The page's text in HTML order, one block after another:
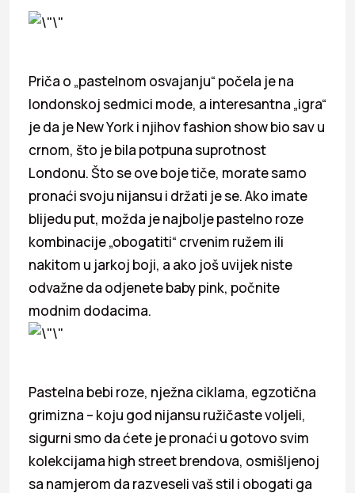
Priča o „pastelnom osvajanju“ počela je na
londonskoj sedmici mode, a interesantna „igra“
je da je New York i njihov fashion show bio sav u
crnom, što je bila potpuna suprotnost
Londonu. Što se ove boje tiče, morate samo
pronaći svoju nijansu i držati je se. Ako imate
blijedu put, možda je najbolje pastelno roze
kombinacije „obogatiti“ crvenim ružem ili
nakitom u jarkoj boji, a ako još uvijek niste
odvažne da odjenete baby pink, počnite
modnim dodacima.
Pastelna bebi roze, nježna ciklama, egzotična
grimizna – koju god nijansu ružičaste voljeli,
sigurni smo da ćete je pronaći u gotovo svim
kolekcijama high street brendova, osmišljenoj
sa namjerom da razveseli vaš stil i obogati ga